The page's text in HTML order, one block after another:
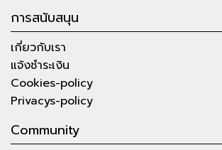
การสนับสนุน
เกี่ยวกับเรา
แจ้งชำระเงิน
Cookies-policy
Privacys-policy
Community